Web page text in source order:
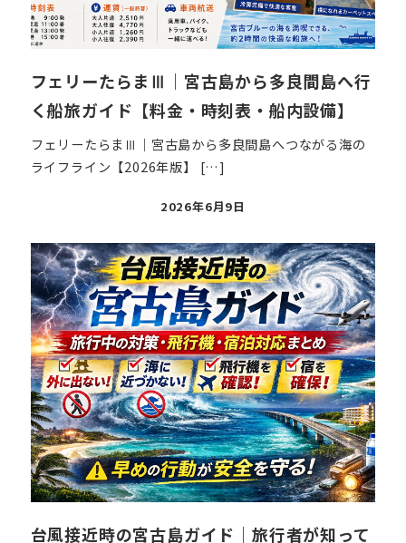
フェリーたらまⅢ｜宮古島から多良間島へ行
く船旅ガイド【料金・時刻表・船内設備】
フェリーたらまⅢ｜宮古島から多良間島へつながる海の
ライフライン【2026年版】 […]
投
日
2026年6月9日
台風接近時の宮古島ガイド｜旅行者が知って